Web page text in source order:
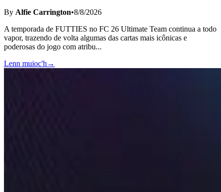
By Alfie Carrington•8/8/2026
A temporada de FUTTIES no FC 26 Ultimate Team continua a todo
vapor, trazendo de volta algumas das cartas mais icônicas e
poderosas do jogo com atribu...
Lenn muioc'h →